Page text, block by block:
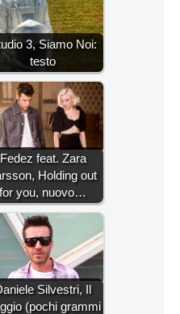
3, Siamo Noi:
testo
Fedez feat. Zara
Holding out
for you, nuovo…
Silvestri, Il
(pochi grammi